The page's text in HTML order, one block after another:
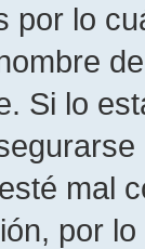
por lo
Si lo
mal
por